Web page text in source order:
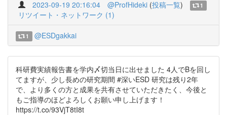
2023-09-19 20:16:04 @ProfHideki (投稿一覧) 1
リツイート・ネットワーク (1)
1 @ESDgakkai
科研費実績報告書を学内〆切当日に出せました 4人でBを回し
てますが、少し長めの研究期間 #深いESD 研究は残り2年
で、より多くの方と成果を共有させていただきたく、今後と
もご指導のほどよろしくお願い申し上げます！
https://t.co/93VjT8tI8t